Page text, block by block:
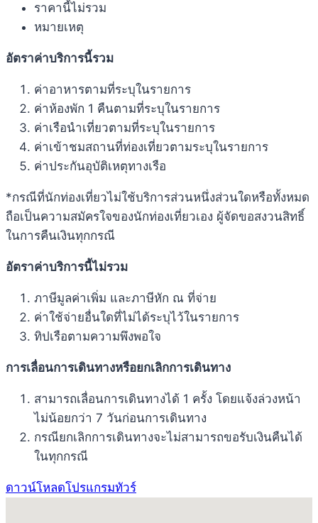
ราคานี้ไม่รวม
หมายเหตุ
อัตราค่าบริการนี้รวม
ค่าอาหารตามที่ระบุในรายการ
ค่าห้องพัก 1 คืนตามที่ระบุในรายการ
ค่าเรือนำเที่ยวตามที่ระบุในรายการ
ค่าเข้าชมสถานที่ท่องเที่ยวตามระบุในรายการ
ค่าประกันอุบัติเหตุทางเรือ
*กรณีที่นักท่องเที่ยวไม่ใช้บริการส่วนหนึ่งส่วนใดหรือทั้งหมด
ถือเป็นความสมัครใจของนักท่องเที่ยวเอง ผู้จัดขอสงวนสิทธิ์
ในการคืนเงินทุกกรณี
อัตราค่าบริการนี้ไม่รวม
ภาษีมูลค่าเพิ่ม และภาษีหัก ณ ที่จ่าย
ค่าใช้จ่ายอื่นใดที่ไม่ได้ระบุไว้ในรายการ
ทิปเรือตามความพึงพอใจ
การเลื่อนการเดินทางหรือยกเลิกการเดินทาง
สามารถเลื่อนการเดินทางได้ 1 ครั้ง โดยแจ้งล่วงหน้า
ไม่น้อยกว่า 7 วันก่อนการเดินทาง
กรณียกเลิกการเดินทางจะไม่สามารถขอรับเงินคืนได้
ในทุกกรณี
ดาวน์โหลดโปรแกรมทัวร์